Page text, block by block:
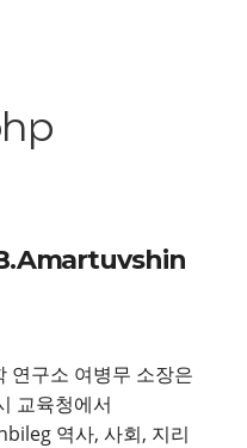
B.Amartuvshin
연구소 여병무 소장은
교육청에서
역사, 사회, 지리